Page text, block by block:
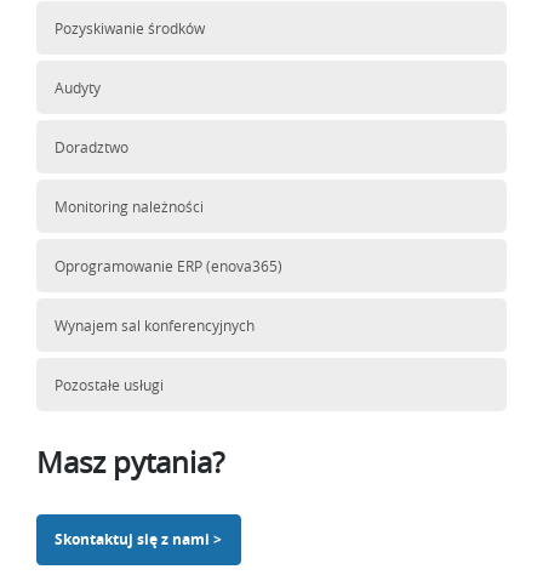
Pozyskiwanie środków
Audyty
Doradztwo
Monitoring należności
Oprogramowanie ERP (enova365)
Wynajem sal konferencyjnych
Pozostałe usługi
Masz pytania?
Skontaktuj się z nami >